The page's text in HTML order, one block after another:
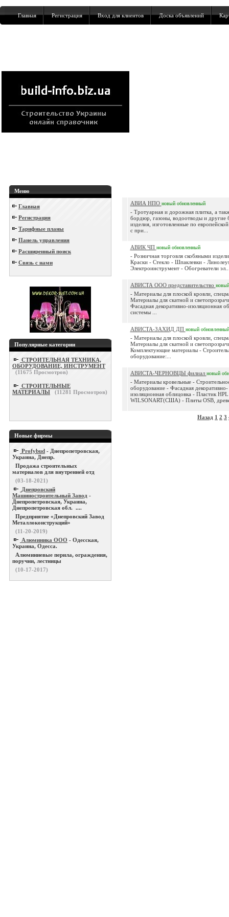
Главная Регистрация Вход для клиентов Доска объявлений
Меню
Главная
Регистрация
Тарифные планы
Панель управления
Расширенный поиск
Связь с нами
Популярные категории
СТРОИТЕЛЬНАЯ ТЕХНИКА,
ОБОРУДОВАНИЕ, ИНСТРУМЕНТ
(11675 Просмотров)
СТРОИТЕЛЬНЫЕ
МАТЕРИАЛЫ
(11281 Просмотров)
Новые фирмы
Profybud - Днепропетровская,
Украина, Днепр.
Продажа строительных
материалов для внутренней отд
(03-18-2021)
Днепровский
Машиностроительный Завод -
Днепропетровская, Украина,
Днепропетровская обл. ....
Предприятие «Днепровский Завод
Металлоконструкций»
(11-20-2019)
Алюминика ООО - Одесская,
Украина, Одесса.
Алюминиевые перила, ограждения,
поручни, лестницы
(10-17-2017)
АВИА НПО новый обновленный
- Тротуарная и дорожная плитка, а
бордюр, газоны, водоотводы и другие
изделия, изготовленные по
с при...
АВИК ЧП новый обновленный
- Розничная торговля скобяными
Краски - Стекло - Шпаклевки -
Электроинструмент - Обогреватели
АВИСТА ООО представительство новый
- Материалы для плоской кровли,
Материалы для скатной и
Фасадная декоративно-изоляционная
системы ...
АВИСТА-ЗАХИД ДП новый обновленный
- Материалы для плоской кровли,
Материалы для скатной и
Комплектующие материалы -
оборудование:...
АВИСТА-ЧЕРНОВЦЫ филиал новый
- Материалы кровельные -
оборудование - Фасадная декоративно-
изоляционная облицовка - Пластик HPL
WILSONART(США) - Плиты OSB,
Назад 1 2 3